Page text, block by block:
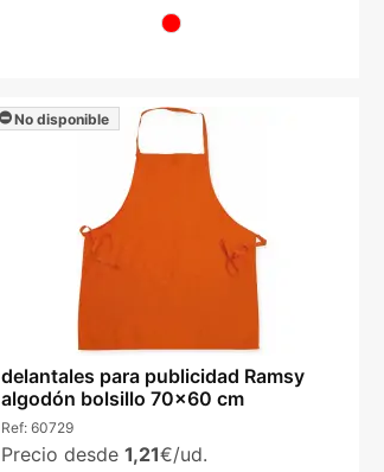
No disponible
delantales para publicidad Ramsy
algodón bolsillo 70x60 cm
Ref: 60729
Precio desde 1,21€/ud.